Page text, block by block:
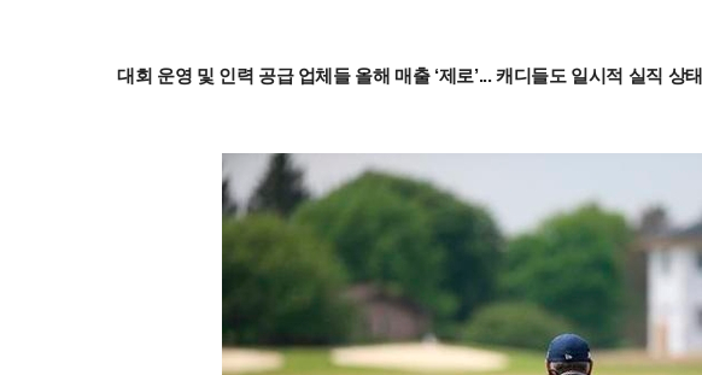
대회 운영 및 인력 공급 업체들 올해 매출 ‘제로’... 캐디들도 일시적 실직 상태